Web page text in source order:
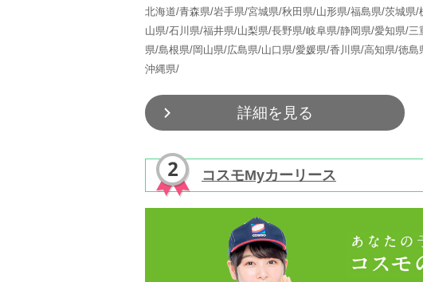
北海道/青森県/岩手県/宮城県/秋田県/山形県/福島県/茨城県/
山県/石川県/福井県/山梨県/長野県/岐阜県/静岡県/愛知県/三
県/島根県/岡山県/広島県/山口県/愛媛県/香川県/高知県/徳島
沖縄県/
詳細を見る
コスモMyカーリース